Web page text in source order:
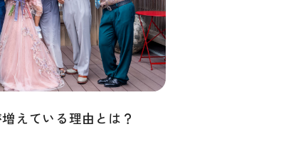
えている理由とは？